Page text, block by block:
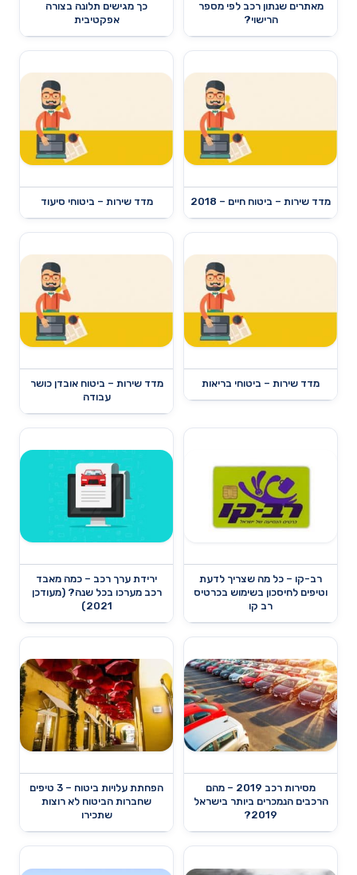
מאתרים שנתון רכב לפי מספר
הרישוי?
כך מגישים תלונה בצורה
אפקטיבית
מדד שירות – ביטוח חיים – 2018 מדד שירות – ביטוחי סיעוד
מדד שירות – ביטוחי בריאות
מדד שירות – ביטוח אובדן כושר
עבודה
רב-קו – כל מה שצריך לדעת
וטיפים לחיסכון בשימוש בכרטיס
רב קו
ירידת ערך רכב – כמה מאבד
רכב מערכו בכל שנה? (מעודכן
2021)
מסירות רכב 2019 – מהם
הרכבים הנמכרים ביותר בישראל
2019?
הפחתת עלויות ביטוח – 3 טיפים
שחברות הביטוח לא רוצות
שתכירו